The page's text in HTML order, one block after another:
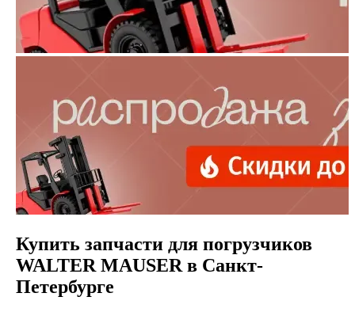
Купить запчасти для погрузчиков
WALTER MAUSER в Санкт-
Петербурге